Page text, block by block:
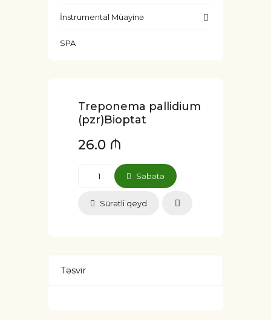
İnstrumental Müayinə
SPA
Treponema pallidium
(pzr)Bioptat
26.0 ₼
Səbətə
Sürətli qeyd
Təsvir